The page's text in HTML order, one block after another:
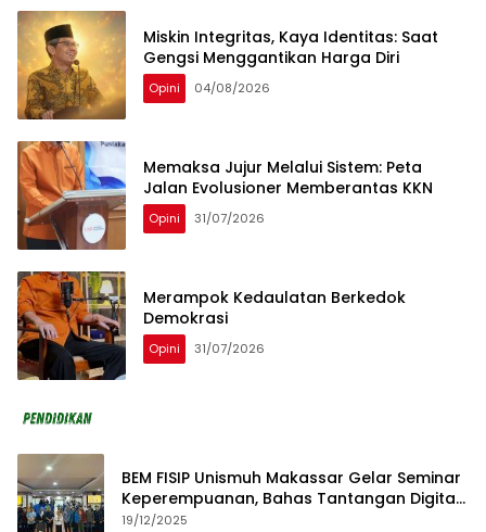
Miskin Integritas, Kaya Identitas: Saat
Gengsi Menggantikan Harga Diri
Opini 04/08/2026
Memaksa Jujur Melalui Sistem: Peta
Jalan Evolusioner Memberantas KKN
Opini 31/07/2026
Merampok Kedaulatan Berkedok
Demokrasi
Opini 31/07/2026
BEM FISIP Unismuh Makassar Gelar Seminar
Keperempuanan, Bahas Tantangan Digital
dan Budaya Lokal
19/12/2025